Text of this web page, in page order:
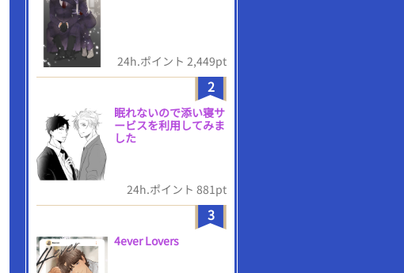
24h.ポイント 2,449pt
2
眠れないので添い寝サ
ービスを利用してみま
した
24h.ポイント 881pt
3
4ever Lovers